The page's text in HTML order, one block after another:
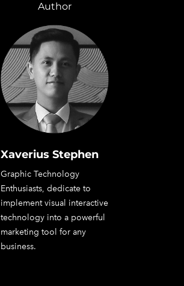
Author
Xaverius Stephen
Graphic Technology
Enthusiasts, dedicate to
implement visual interactive
technology into a powerful
marketing tool for any
business.